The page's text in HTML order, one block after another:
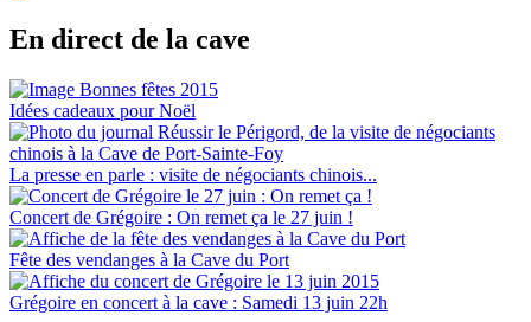
En direct de la cave
Idées cadeaux pour Noël
La presse en parle : visite de négociants chinois...
Concert de Grégoire : On remet ça le 27 juin !
Fête des vendanges à la Cave du Port
Grégoire en concert à la cave : Samedi 13 juin 22h